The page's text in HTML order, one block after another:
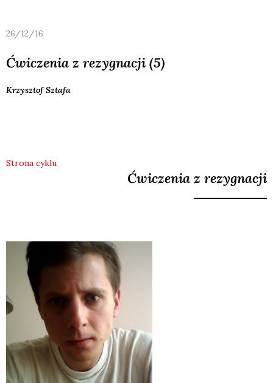
26/12/16
Ćwiczenia z rezygnacji (5)
KrzysztofSztafa
Strona cyklu
Ćwiczenia z rezygnacji